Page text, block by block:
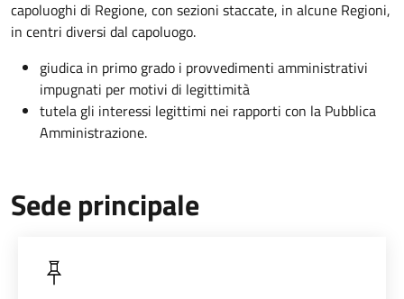
capoluoghi di Regione, con sezioni staccate, in alcune Regioni,
in centri diversi dal capoluogo.
giudica in primo grado i provvedimenti amministrativi
impugnati per motivi di legittimità
tutela gli interessi legittimi nei rapporti con la Pubblica
Amministrazione.
Sede principale